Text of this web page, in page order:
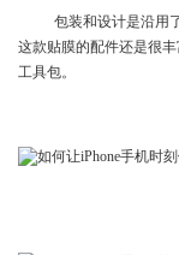
包装和设计是沿用
这款贴膜的配件还是很
工具包。